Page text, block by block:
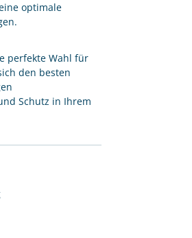
optimale
perfekte Wahl für
den besten
Schutz in Ihrem